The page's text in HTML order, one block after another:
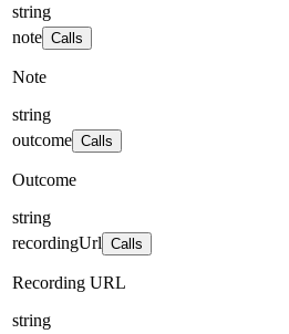
string
note Calls
Note
string
outcome Calls
Outcome
string
recordingUrl Calls
Recording URL
string